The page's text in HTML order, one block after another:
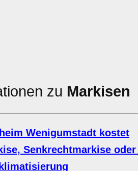
zu Markisen
Wenigumstadt kostet
Senkrechtmarkise